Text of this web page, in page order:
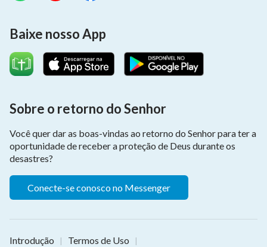
Baixe nosso App
Sobre o retorno do Senhor
Você quer dar as boas-vindas ao retorno do Senhor para ter a
oportunidade de receber a proteção de Deus durante os
desastres?
Conecte-se conosco no Messenger
Introdução | Termos de Uso |